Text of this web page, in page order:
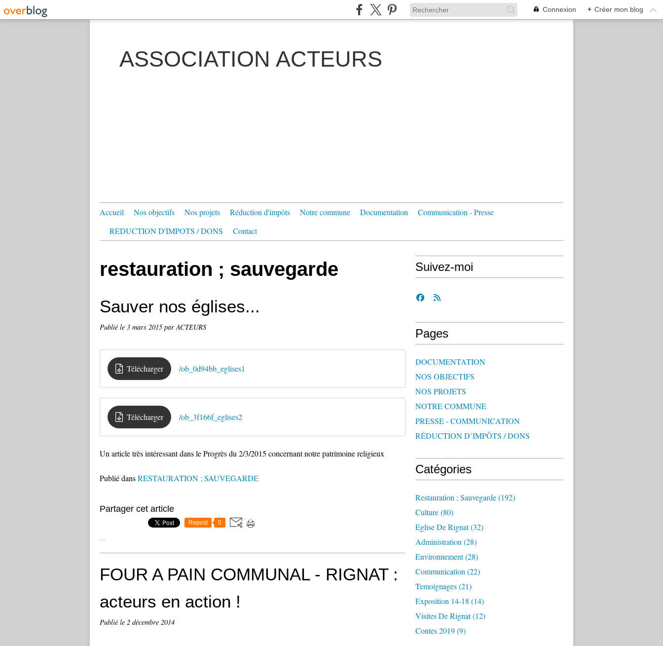
Connexion + Créer mon blog
ASSOCIATION ACTEURS
Accueil Nos objectifs Nos projets Réduction d'impôts Notre commune Documentation
Communication - Presse
REDUCTION D'IMPOTS / DONS
Contact
restauration ; sauvegarde
Sauver nos églises...
Publié le 3 mars 2015 par ACTEURS
Télécharger /ob_0d94bb_eglises1
Télécharger /ob_3f166f_eglises2
Un article très intéressant dans le Progrès du 2/3/2015 concernant notre patrimoine religieux
Publié dansRESTAURATION ; SAUVEGARDE
Partager cet article
Repost 0
…
FOUR A PAIN COMMUNAL - RIGNAT :
acteurs en action !
Publié le 2 décembre 2014
Suivez-moi
Pages
DOCUMENTATION
NOS OBJECTIFS
NOS PROJETS
NOTRE COMMUNE
PRESSE - COMMUNICATION
RÉDUCTION D’IMPÔTS / DONS
Catégories
Restauration ; Sauvegarde(192)
Culture(80)
Eglise De Rignat(32)
Administration (28)
Environnement(28)
Communication (22)
Temoignages(21)
Exposition 14-18 (14)
Visites De Rignat(12)
Contes 2019(9)